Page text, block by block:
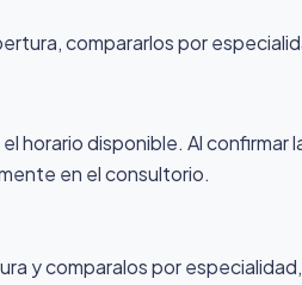
compararlos por
horario disponible. Al confirmar
en el consultorio.
y comparalos por